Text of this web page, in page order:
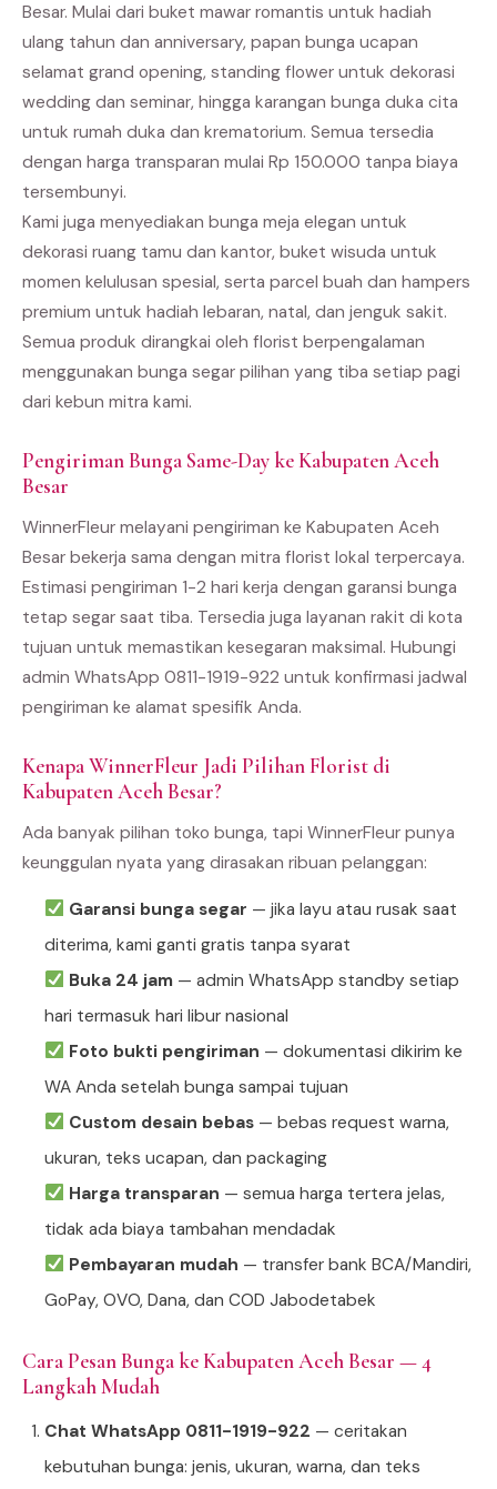
Besar. Mulai dari buket mawar romantis untuk hadiah
ulang tahun dan anniversary, papan bunga ucapan
selamat grand opening, standing flower untuk dekorasi
wedding dan seminar, hingga karangan bunga duka cita
untuk rumah duka dan krematorium. Semua tersedia
dengan harga transparan mulai Rp 150.000 tanpa biaya
tersembunyi.
Kami juga menyediakan bunga meja elegan untuk
dekorasi ruang tamu dan kantor, buket wisuda untuk
momen kelulusan spesial, serta parcel buah dan hampers
premium untuk hadiah lebaran, natal, dan jenguk sakit.
Semua produk dirangkai oleh florist berpengalaman
menggunakan bunga segar pilihan yang tiba setiap pagi
dari kebun mitra kami.
Pengiriman Bunga Same-Day ke Kabupaten Aceh
Besar
WinnerFleur melayani pengiriman ke Kabupaten Aceh
Besar bekerja sama dengan mitra florist lokal terpercaya.
Estimasi pengiriman 1-2 hari kerja dengan garansi bunga
tetap segar saat tiba. Tersedia juga layanan rakit di kota
tujuan untuk memastikan kesegaran maksimal. Hubungi
admin WhatsApp 0811-1919-922 untuk konfirmasi jadwal
pengiriman ke alamat spesifik Anda.
Kenapa WinnerFleur Jadi Pilihan Florist di
Kabupaten Aceh Besar?
Ada banyak pilihan toko bunga, tapi WinnerFleur punya
keunggulan nyata yang dirasakan ribuan pelanggan:
Garansi bunga segar — jika layu atau rusak saat
diterima, kami ganti gratis tanpa syarat
Buka 24 jam— admin WhatsApp standby setiap
hari termasuk hari libur nasional
Foto bukti pengiriman — dokumentasi dikirim ke
WA Anda setelah bunga sampai tujuan
Custom desain bebas— bebas request warna,
ukuran, teks ucapan, dan packaging
Harga transparan — semua harga tertera jelas,
tidak ada biaya tambahan mendadak
Pembayaran mudah — transfer bank BCA/Mandiri,
GoPay, OVO, Dana, dan COD Jabodetabek
Cara Pesan Bunga ke Kabupaten Aceh Besar — 4
Langkah Mudah
Chat WhatsApp 0811-1919-922 — ceritakan
kebutuhan bunga: jenis, ukuran, warna, dan teks